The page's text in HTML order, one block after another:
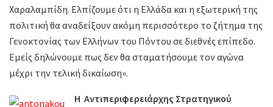
Χαραλαμπίδη. Ελπίζουμε ότι η Ελλάδα και η εξωτερική της
πολιτική θα αναδείξουν ακόμη περισσότερο το ζήτημα της
Γενοκτονίας των Ελλήνων του Πόντου σε διεθνές επίπεδο.
Εμείς δηλώνουμε πως δεν θα σταματήσουμε τον αγώνα
μέχρι την τελική δικαίωση».
Η Αντιπεριφερειάρχης Στρατηγικού